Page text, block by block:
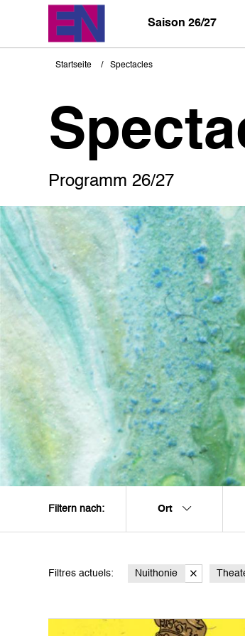
Saison 26/27
Pfadnavigation
Startseite Spectacles
Programm 26/27
Filtern nach: Ort
Filtres actuels: Nuithonie